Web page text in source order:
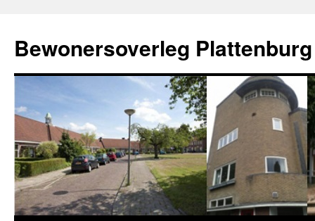
de
inhoud
Bewonersoverleg Plattenburg